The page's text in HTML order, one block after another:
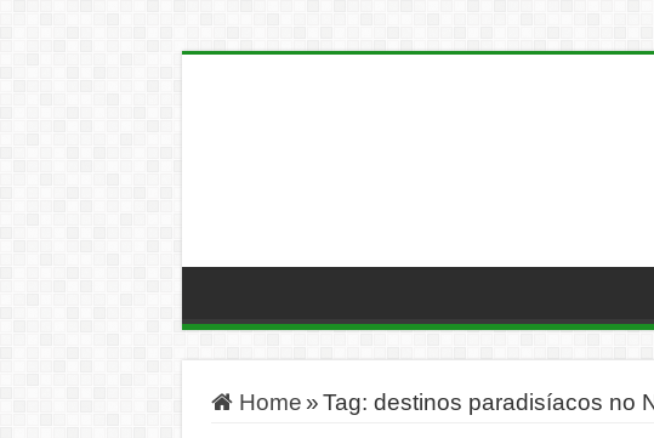
Home »Tag: destinos paradisíacos no